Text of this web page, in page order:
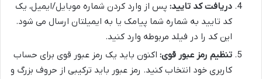
دریافت کد تایید: پس از وارد کردن شماره موبایل/ایمیل، یک
کد تایید به شماره شما پیامک یا به ایمیلتان ارسال می شود.
این کد را در فیلد مربوطه وارد کنید.
تنظیم رمز عبور قوی: اکنون باید یک رمز عبور قوی برای حساب
کاربری خود انتخاب کنید. رمز عبور باید ترکیبی از حروف بزرگ و